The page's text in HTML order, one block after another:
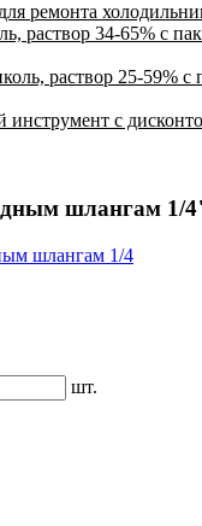
ремонта
раствор 34-65% с
раствор 25-59% с
инструмент с
шлангам 1/
шт.